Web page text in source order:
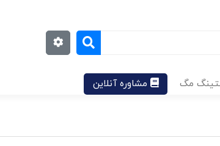
مگ مشاوره آنلاین